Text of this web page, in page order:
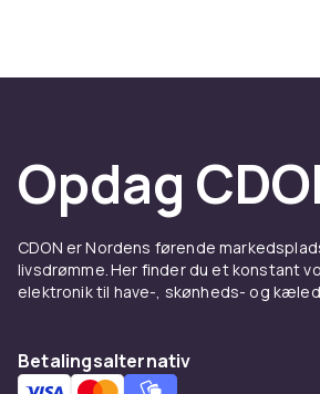
Opdag
CDON er Nordens førende
livsdrømme. Her finder du et konstant
elektronik til have-, skønheds- og
Betalingsalternativ